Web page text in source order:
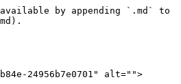
by appending `.md` to
b84e-24956b7e0701" alt="">